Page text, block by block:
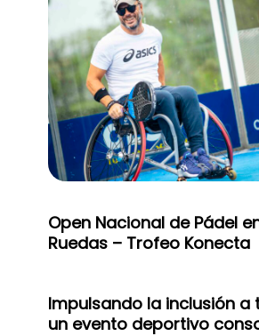
Open Nacional de Pádel
Ruedas – Trofeo Konecta
Impulsando la inclusión a
un evento deportivo